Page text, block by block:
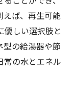
えば、再生可能
優しい選択肢と
型の給湯器や節
常の水とエネル